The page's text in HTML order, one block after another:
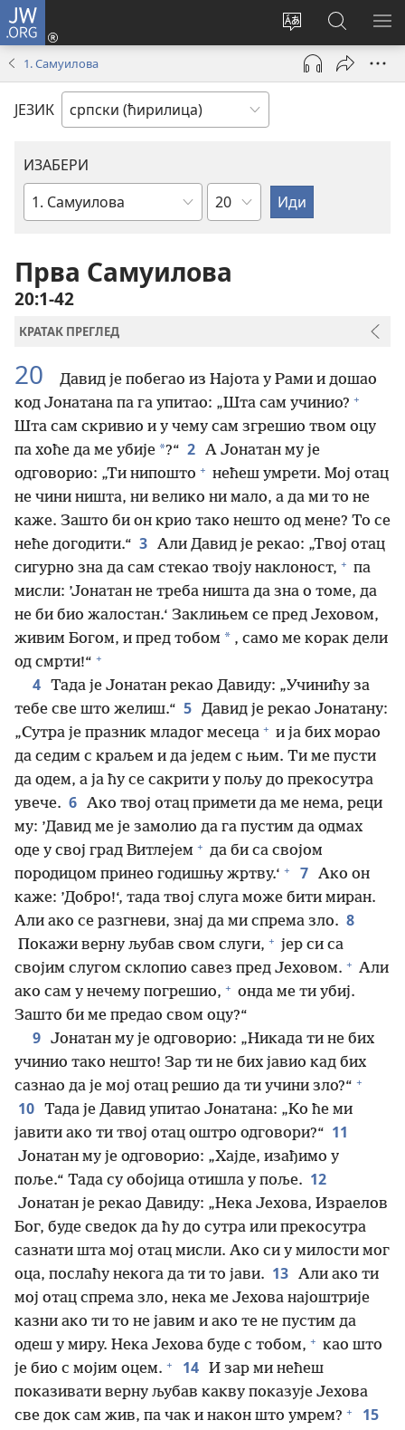
JW.ORG
Промени
језик
сајта
Пријава
(отвара
прозор)
Претрага
сајта
JW.ORG
1. Самуилова
ЈЕЗИК
ИЗАБЕРИ
Библијска
Поглавље
Прва Самуилова
20:1-42
КРАТАК ПРЕГЛЕД
20
Давид је побегао из Најота у Рами и дошао
код Јонатана па га упитао: „Шта сам учинио? +
Шта сам скривио и у чему сам згрешио твом оцу
па хоће да ме убије *?“ 2 А Јонатан му је
одговорио: „Ти нипошто + нећеш умрети. Мој отац
не чини ништа, ни велико ни мало, а да ми то не
каже. Зашто би он крио тако нешто од мене? То се
неће догодити.“ 3 Али Давид је рекао: „Твој отац
сигурно зна да сам стекао твоју наклоност, + па
мисли: ’Јонатан не треба ништа да зна о томе, да
не би био жалостан.‘ Заклињем се пред Јеховом,
живим Богом, и пред тобом * , само ме корак дели
од смрти!“ +
4 Тада је Јонатан рекао Давиду: „Учинићу за
тебе све што желиш.“ 5 Давид је рекао Јонатану:
„Сутра је празник младог месеца + и ја бих морао
да седим с краљем и да једем с њим. Ти ме пусти
да одем, а ја ћу се сакрити у пољу до прекосутра
увече. 6 Ако твој отац примети да ме нема, реци
му: ’Давид ме је замолио да га пустим да одмах
оде у свој град Витлејем + да би са својом
породицом принео годишњу жртву.‘ + 7 Ако он
каже: ’Добро!‘, тада твој слуга може бити миран.
Али ако се разгневи, знај да ми спрема зло. 8
Покажи верну љубав свом слуги, + јер си са
својим слугом склопио савез пред Јеховом. + Али
ако сам у нечему погрешио, + онда ме ти убиј.
Зашто би ме предао свом оцу?“
9 Јонатан му је одговорио: „Никада ти не бих
учинио тако нешто! Зар ти не бих јавио кад бих
сазнао да је мој отац решио да ти учини зло?“ +
10 Тада је Давид упитао Јонатана: „Ко ће ми
јавити ако ти твој отац оштро одговори?“ 11
Јонатан му је одговорио: „Хајде, изађимо у
поље.“ Тада су обојица отишла у поље. 12
Јонатан је рекао Давиду: „Нека Јехова, Израелов
Бог, буде сведок да ћу до сутра или прекосутра
сазнати шта мој отац мисли. Ако си у милости мог
оца, послаћу некога да ти то јави. 13 Али ако ти
мој отац спрема зло, нека ме Јехова најоштрије
казни ако ти то не јавим и ако те не пустим да
одеш у миру. Нека Јехова буде с тобом, + као што
је био с мојим оцем. + 14 И зар ми нећеш
показивати верну љубав какву показује Јехова
све док сам жив, па чак и након што умрем? + 15